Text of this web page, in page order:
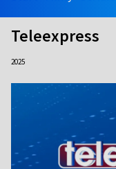
Teleexpress
2025